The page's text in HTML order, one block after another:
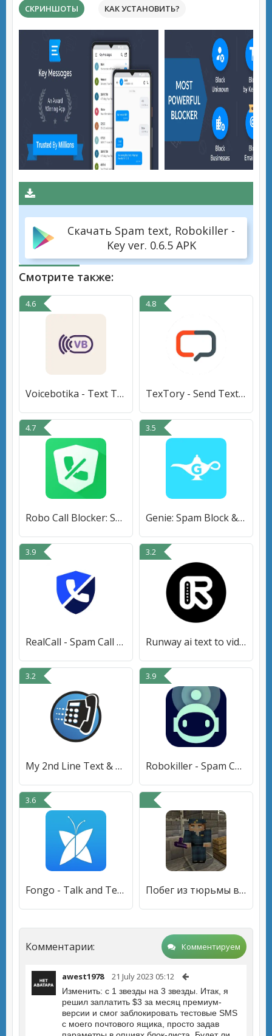
СКРИНШОТЫ КАК УСТАНОВИТЬ?
Скачать Spam text, Robokiller -
Key ver. 0.6.5 APK
Смотрите также:
4.6
Voicebotika - Text To Speech
4.8
TexTory - Send Text from PC
4.7
Robo Call Blocker: Spam Filter
3.5
Genie: Spam Block & Caller ID
3.9
RealCall - Spam Call Blocker
3.2
Runway ai text to video Guia
3.2
My 2nd Line Text & Call Number
3.9
Robokiller - Spam Call Blocker
3.6
Fongo - Talk and Text Freely Побег из тюрьмы в Майнкрафте. Лучшие карты и моды
Комментарии: Комментируем
awest1978 21 July 2023 05:12
Изменить: с 1 звезды на 3 звезды. Итак, я
решил заплатить $3 за месяц премиум-
версии и смог заблокировать тестовые SMS
с моего почтового ящика, просто задав